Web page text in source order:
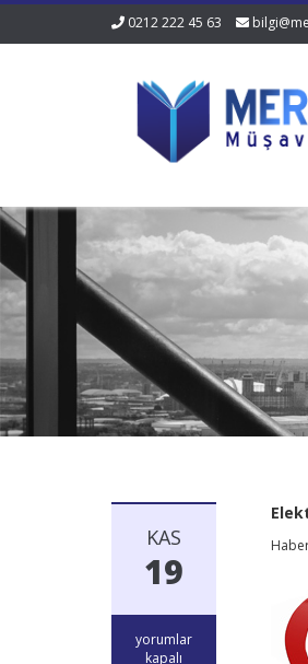
0212 222 45 63
KAS
19
Elektronik
Tebligat
yorumlar
kapalı